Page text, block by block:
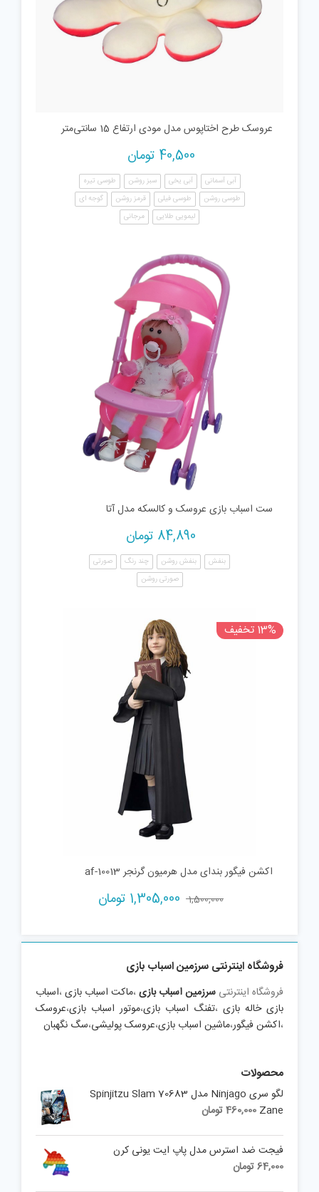
عروسک طرح اختاپوس مدل مودی ارتفاع 15 سانتی‌متر
40,500 تومان
آبی آسمانی آبی یخی سبز روشن
طوسی تیره
طوسی روشن
طوسی فیلی قرمز روشن
گوجه ای
لیمویی طلایی
مرجانی
ست اسباب بازی عروسک و کالسکه مدل آتا
84,890 تومان
بنفش بنفش روشن چند رنگ
صورتی
صورتی روشن
13% تخفیف
اکشن فیگور بندای مدل هرمیون گرنجر af-10013
1,500,000
Original
1,500,000 تومان.
1,305,000 تومان
1,305,000 تومان.
فروشگاه اینترنتی سرزمین اسباب بازی
فروشگاه اینترنتی سرزمین اسباب بازی،ماکت اسباب بازی،اسباب
بازی خاله بازی ،تفنگ اسباب بازی،موتور اسباب بازی،عروسک
،اکشن فیگور،ماشین اسباب بازی،عروسک پولیشی،سگ نگهبان
محصولات
لگو سری Ninjago مدل 70683 Spinjitzu Slam
Zane
460,000تومان
فیجت ضد استرس مدل پاپ ایت یونی کرن
64,000تومان